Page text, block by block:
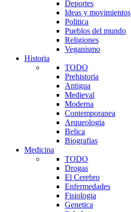
Deportes
Ideas y movimientos
Politica
Pueblos del mundo
Religiones
Veganismo
Historia
TODO
Prehistoria
Antigua
Medieval
Moderna
Contemporanea
Arqueologia
Belica
Biografias
Medicina
TODO
Drogas
El Cerebro
Enfermedades
Fisiologia
Genetica